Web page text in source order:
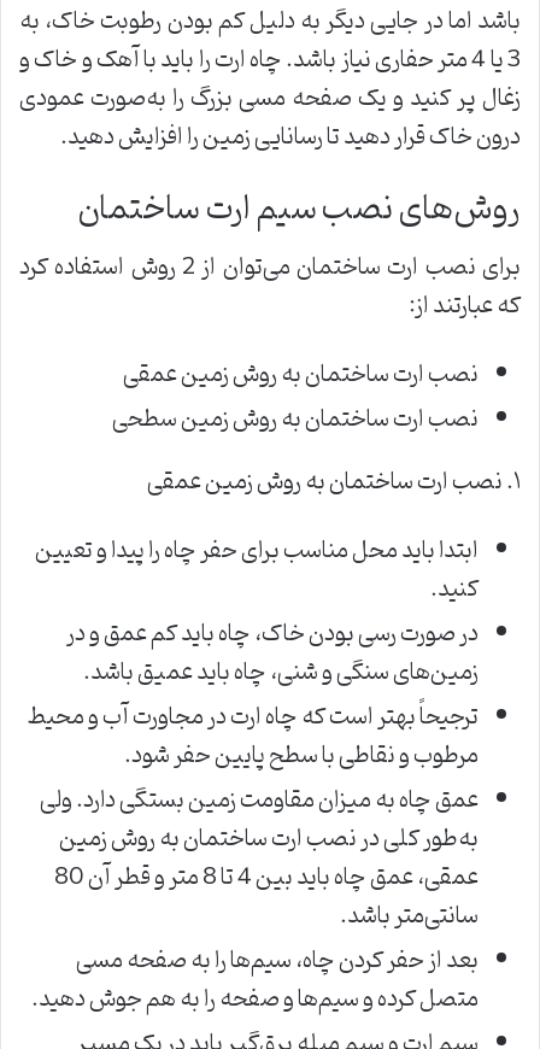
باشد اما در جایی دیگر به دلیل کم بودن رطوبت خاک، به
3 یا 4 متر حفاری نیاز باشد. چاه ارت را باید با آهک و خاک و
زغال پر کنید و یک صفحه مسی بزرگ را به‌صورت عمودی
درون خاک قرار دهید تا رسانایی زمین را افزایش دهید.
روش‌های نصب سیم ارت ساختمان
برای نصب ارت ساختمان می‌توان از 2 روش استفاده کرد
که عبارتند از:
نصب ارت ساختمان به روش زمین عمقی
نصب ارت ساختمان به روش زمین سطحی
۱. نصب ارت ساختمان به روش زمین عمقی
ابتدا باید محل مناسب برای حفر چاه را پیدا و تعیین
کنید.
در صورت رسی بودن خاک، چاه باید کم عمق و در
زمین‌های سنگی و شنی، چاه باید عمیق باشد.
ترجیحاً بهتر است که چاه ارت در مجاورت آب و محیط
مرطوب و نقاطی با سطح پایین حفر شود.
عمق چاه به میزان مقاومت زمین بستگی دارد. ولی
به‌طور کلی در نصب ارت ساختمان به روش زمین
عمقی، عمق چاه باید بین 4 تا 8 متر و قطر آن 80
سانتی‌متر باشد.
بعد از حفر کردن چاه، سیم‌ها را به صفحه مسی
متصل کرده و سیم‌ها و صفحه را به هم جوش دهید.